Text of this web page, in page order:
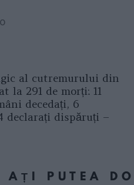
al cutremurului din
la 291 de morți: 11
decedați, 6
declarați dispăruți –
AȚI PUTEA